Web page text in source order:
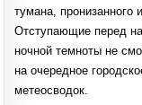
тумана,
Отступающие перед
ночной темноты не
на очередное
метеосводок.